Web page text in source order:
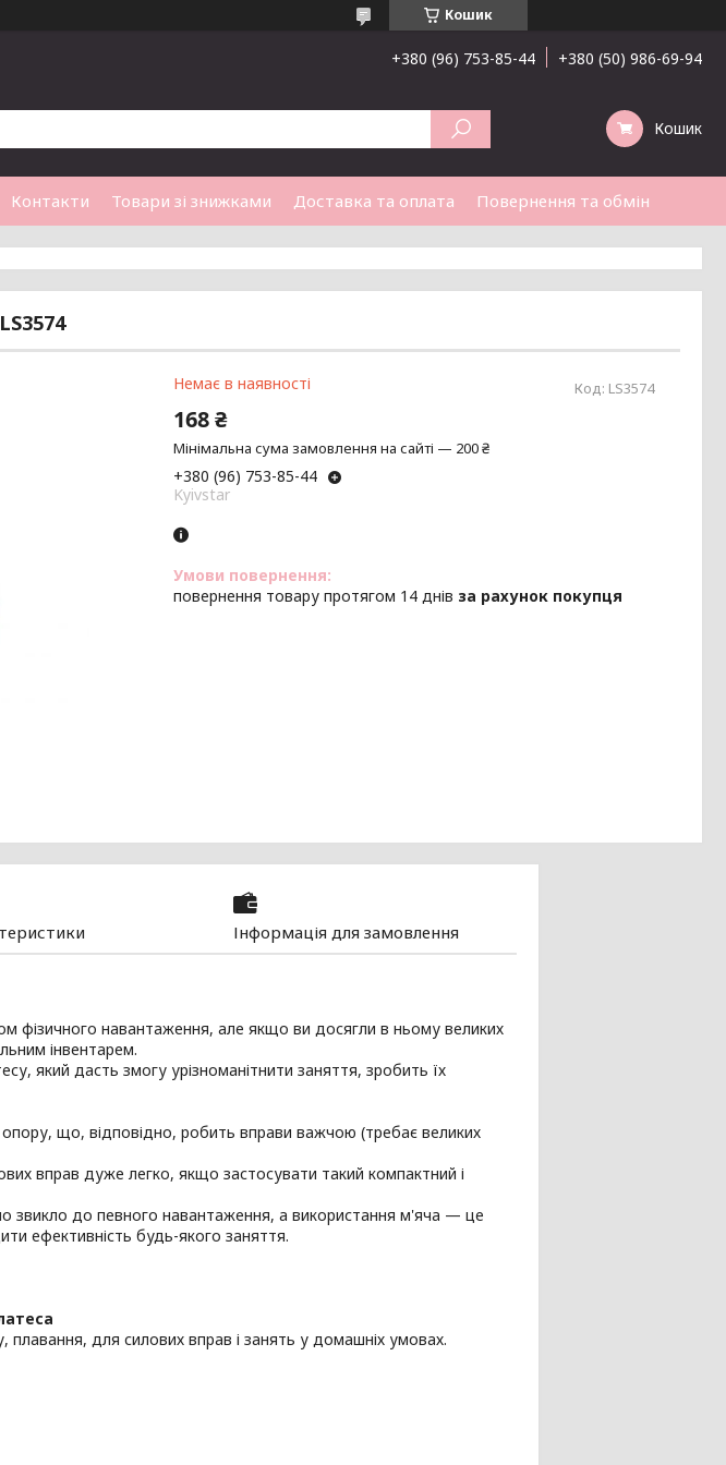
Кошик
+380 (96) 753-85-44 +380 (50) 986-69-94
Кошик
Контакти Товари зі знижками Доставка та оплата Повернення та обмін
Немає в наявності Код: LS3574
168 ₴
Мінімальна сума замовлення на сайті — 200 ₴
+380 (96) 753-85-44
Kyivstar
повернення товару протягом 14 днів за рахунок покупця
Інформація для замовлення
фізичного навантаження, але якщо ви досягли в ньому великих
інвентарем.
який дасть змогу урізноманітнити заняття, зробить їх
що, відповідно, робить вправи важчою (требає великих
вправ дуже легко, якщо застосувати такий компактний і
звикло до певного навантаження, а використання м'яча — це
ефективність будь-якого заняття.
плавання, для силових вправ і занять у домашніх умовах.